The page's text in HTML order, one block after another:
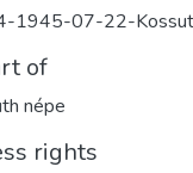
1945-07-22-
of
népe
rights